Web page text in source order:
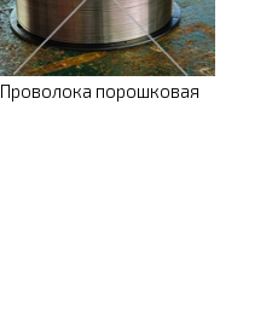
Проволока порошковая